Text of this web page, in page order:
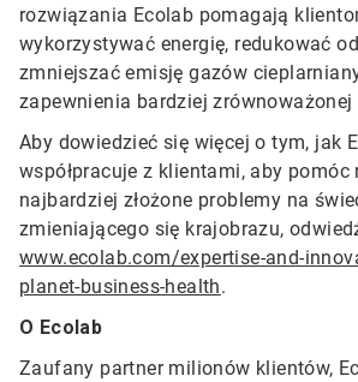
rozwiązania Ecolab pomagają
wykorzystywać energię, redukować
zmniejszać emisję gazów
zapewnienia bardziej zrównoważonej
Aby dowiedzieć się więcej o tym, jak
współpracuje z klientami, aby pomóc
najbardziej złożone problemy na
zmieniającego się krajobrazu,
www.ecolab.com/expertise-and-
planet-business-health.
O Ecolab
Zaufany partner milionów klientów,